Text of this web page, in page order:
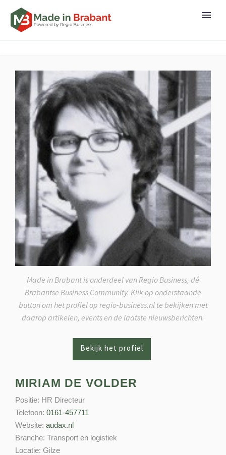
Made in Brabant is onderdeel van Regio Business, dé
Brabantse Business Community. Klik op onderstaande
button om het profiel op regio-business.nl te bekijken met
daarop artikelen, events en de laatste nieuwsberichten.
MIRIAM DE VOLDER
Positie: HR Directeur
Telefoon: 0161-457711
Website: audax.nl
Branche: Transport en logistiek
Locatie: Gilze